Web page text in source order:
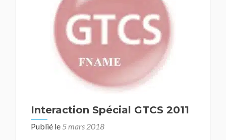
Interaction Spécial GTCS 2011
Publié le 5 mars 2018